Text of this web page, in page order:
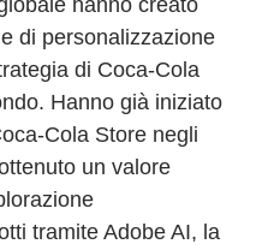
di personalizzazione
di Coca-Cola
Hanno già iniziato
Cola Store negli
un valore
tramite Adobe AI, la